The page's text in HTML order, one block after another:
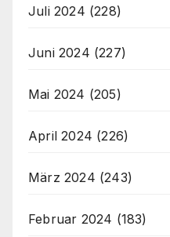
Juli 2024 (228)
Juni 2024 (227)
Mai 2024 (205)
April 2024 (226)
März 2024 (243)
Februar 2024 (183)